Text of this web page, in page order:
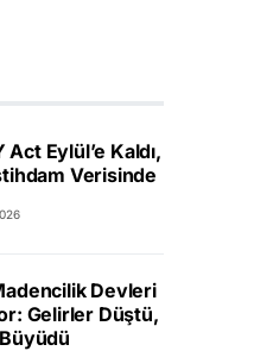
Act Eylül’e Kaldı,
Verisinde
Devleri
Gelirler Düştü,